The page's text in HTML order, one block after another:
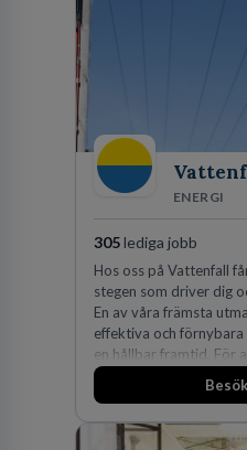
Köpenhamn, Århus,
på DLA Piper erbjuda
effektiv och
expertis. På vårt
ENERGI
305lediga jobb
Hos oss på Vattenfall
stegen som driver dig
En av våra främsta
effektiva och
en hållbar framtid. För
fler medarbetare som